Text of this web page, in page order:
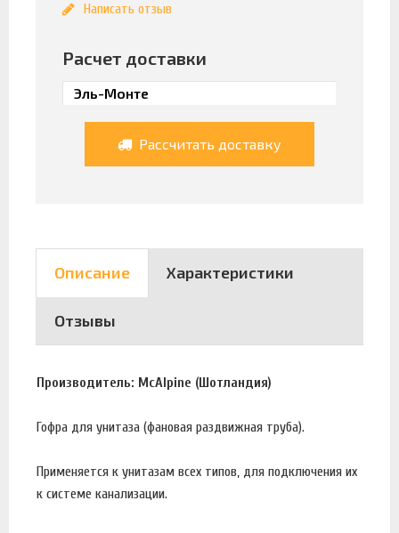
Написать отзыв
Расчет доставки
Рассчитать доставку
Описание Характеристики
Отзывы
Производитель: McAlpine (Шотландия)
Гофра для унитаза (фановая раздвижная труба).
Применяется к унитазам всех типов, для подключения их
к системе канализации.